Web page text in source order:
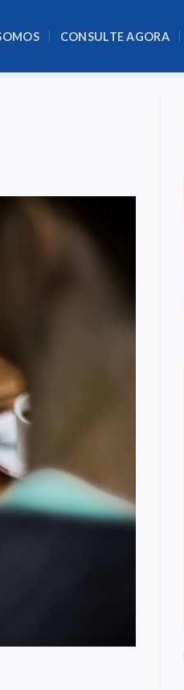
CONSULTE AGORA